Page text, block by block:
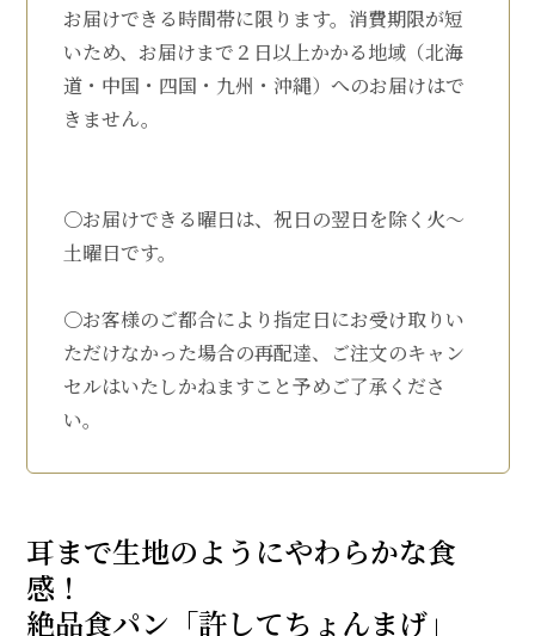
お届けできる時間帯に限ります。消費期限が短
いため、お届けまで２日以上かかる地域（北海
道・中国・四国・九州・沖縄）へのお届けはで
きません。
〇お届けできる曜日は、祝日の翌日を除く火～
土曜日です。
〇お客様のご都合により指定日にお受け取りい
ただけなかった場合の再配達、ご注文のキャン
セルはいたしかねますこと予めご了承くださ
い。
耳まで生地のようにやわらかな食
感！
絶品食パン「許してちょんまげ」